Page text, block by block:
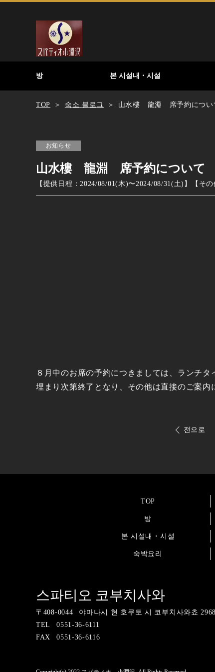
방 본 시설내・시설
TOP 숙소 블로그 山水樓 龍淵 席予約につい
お知らせ
山水樓 龍淵 席予約について
【提供日程：2024/08/01(木)〜2024/08/31(土) 】 【 その
８月中のお席の予約につきましては、ランチ
埋まり次第終了となり、その他は直接のご案内
전으로
TOP
방
본 시설내・시설
숙박요리
스파티오 코부치사와
〒 408-0044
야마나시 현 호쿠토 시 코부치사와쵸
TEL
0551-36-6111
FAX
0551-36-6116